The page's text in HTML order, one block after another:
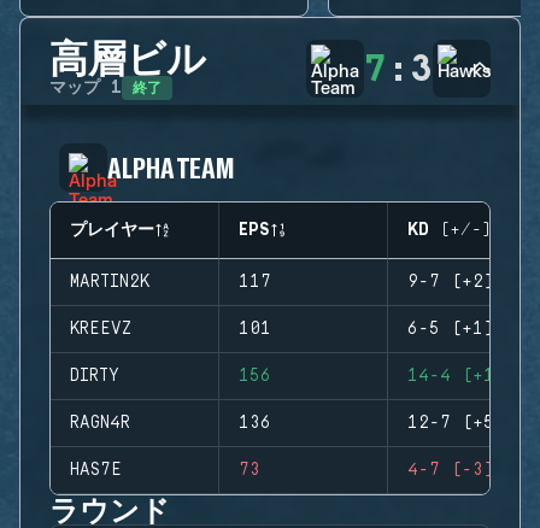
高層ビル
マップ 1 終了 7 : 3
ALPHA TEAM
プレイヤー EPS KD (+/-)
MARTIN2K 117 9-7 (+2)
KREEVZ 101 6-5 (+1)
DIRTY 156 14-4 (+10)
RAGN4R 136 12-7 (+5)
HAS7E 73 4-7 (-3)
ラウンド